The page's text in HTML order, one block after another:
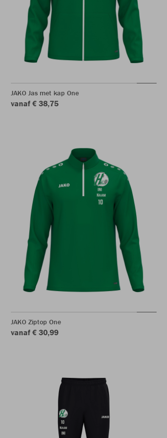
JAKO Jas met kap One
vanaf € 38,75
JAKO Ziptop One
vanaf € 30,99